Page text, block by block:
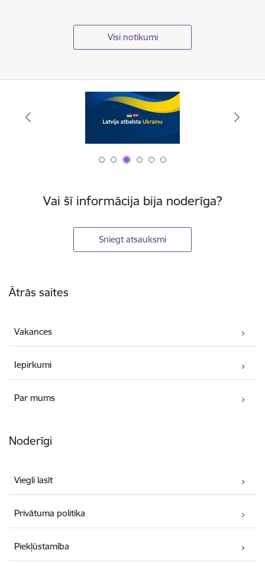
Visi notikumi
Vai šī informācija bija noderīga?
Sniegt atsauksmi
Ātrās saites
Vakances
Iepirkumi
Par mums
Noderīgi
Viegli lasīt
Privātuma politika
Piekļūstamība